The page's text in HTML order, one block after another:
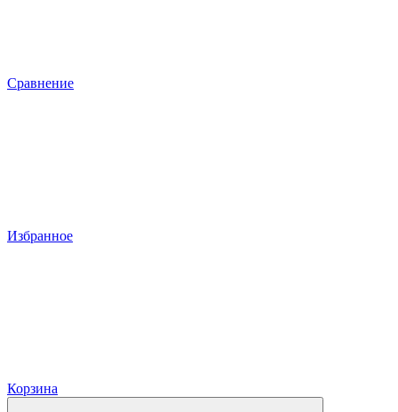
Сравнение
Избранное
Корзина